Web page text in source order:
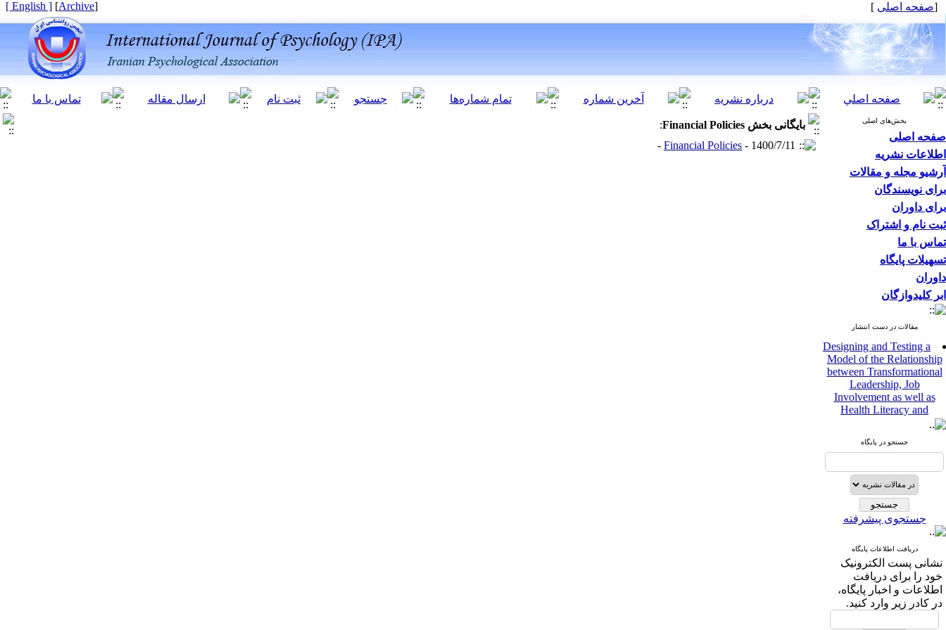
[صفحه اصلی ]
[
Archive
]
[ English ]
بخش‌های اصلی
صفحه اصلی
اطلاعات نشریه
آرشیو مجله و مقالات
برای نویسندگان
برای داوران
ثبت نام و اشتراک
تماس با ما
تسهیلات پایگاه
داوران
ابر کلیدوازگان
مقالات در دست انتشار
Designing and Testing a
Model of the Relationship
between Transformational
Leadership, Job
Involvement as well as
Health Literacy and
Quality of Work Life:
Perceived Organizational
Support between
Leadership and Quality of
Work Life
Raziyeh Abedini
Velamdehy، Nasrin Arshadi
، Kioumars Beshlideh
The Effect of Inclusive
Leadership on Change-
Oriented Organizational
Citizenship Behavior and
Benevolent Rule-Breaking:
The Mediating Role of
جستجو در پایگاه
جستجوی پیشرفته
دریافت اطلاعات پایگاه
نشانی پست الکترونیک
خود را برای دریافت
اطلاعات و اخبار پایگاه،
در کادر زیر وارد کنید.
بایگانی بخش Financial Policies
:
Financial Policies - 1400/7/11 -